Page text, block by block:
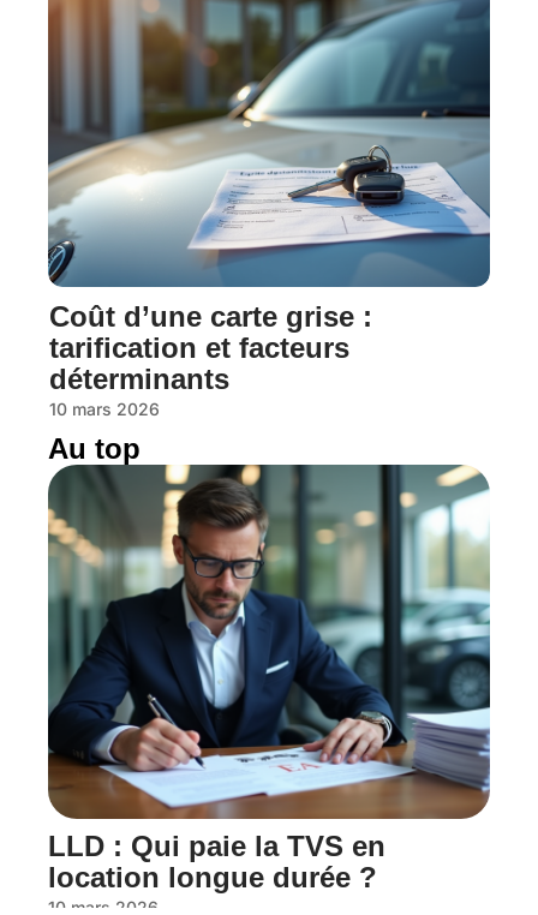
Coût d’une carte grise :
tarification et facteurs
déterminants
10 mars 2026
Au top
LLD : Qui paie la TVS en
location longue durée ?
10 mars 2026